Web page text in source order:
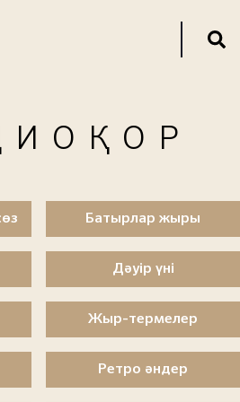
Батырлар жыры
Дәуір үні
Жыр-термелер
Ретро әндер